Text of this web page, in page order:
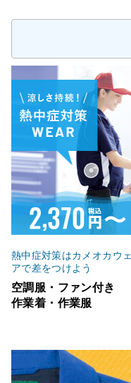
熱中症対策はカメオカウェ
アで差をつけよう
空調服・ファン付き
作業着・作業服